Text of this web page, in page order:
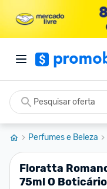
Perfumes e Beleza
Floratta
75ml O Boticário